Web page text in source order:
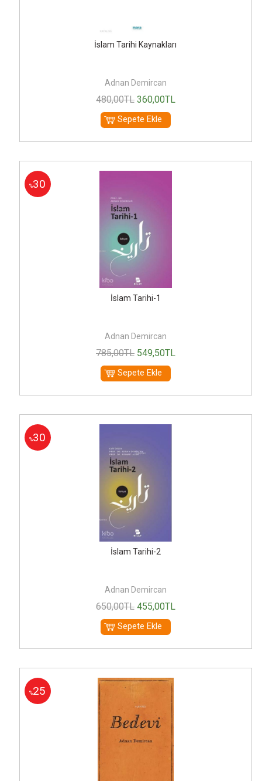
İslam Tarihi Kaynakları
Adnan Demircan
480,00TL 360,00TL
Sepete Ekle
%30
İslam Tarihi-1
Adnan Demircan
785,00TL 549,50TL
Sepete Ekle
%30
İslam Tarihi-2
Adnan Demircan
650,00TL 455,00TL
Sepete Ekle
%25